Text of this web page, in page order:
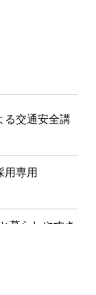
る交通安全講
用専用
暮らしやすさ
・基礎の構